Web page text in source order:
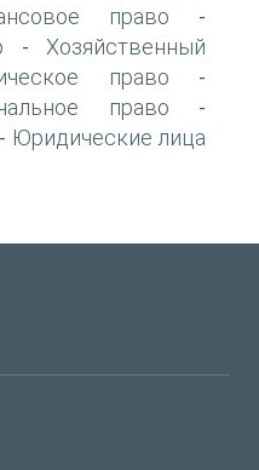
право -
- Хозяйственный
право -
право -
- Юридические лица